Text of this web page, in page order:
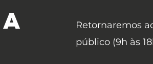
Retornaremos
público (9h às